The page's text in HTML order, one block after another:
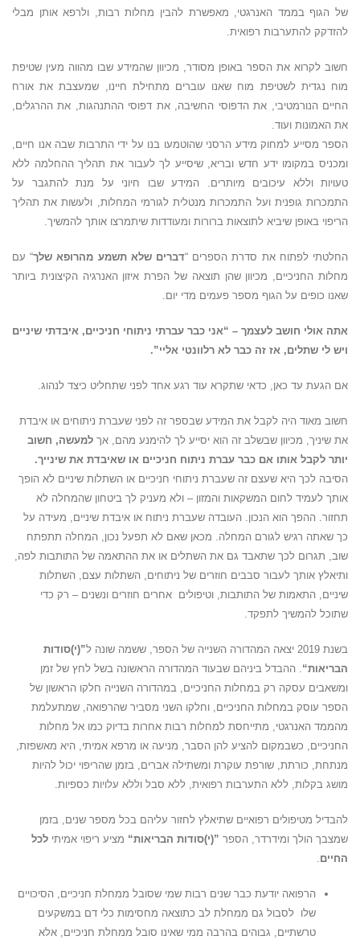
של הגוף בממד האנרגטי, מאפשרת להבין מחלות רבות, ולרפא אותן מבלי
להזדקק להתערבות רפואית.
חשוב לקרוא את הספר באופן מסודר, מכיוון שהמידע שבו מהווה מעין שטיפת
מוח נגדית לשטיפת מוח שאנו עוברים מתחילת חיינו, שמעצבת את אורח
החיים הנורמטיבי, את הדפוסי החשיבה, את דפוסי ההתנהגות, את ההרגלים,
את האמונות ועוד.
הספר מסייע למחוק מידע הרסני שהוטמעו בנו על ידי התרבות שבה אנו חיים,
ומכניס במקומו ידע חדש ובריא, שיסייע לך לעבור את תהליך ההחלמה ללא
טעויות וללא עיכובים מיותרים. המידע שבו חיוני על מנת להתגבר על
התמכרות גופנית ועל התמכרות מנטלית לגורמי המחלות, ולעשות את תהליך
הריפוי באופן שיביא לתוצאות ברורות ומעודדות שיתמרצו אותך להמשיך.
החלטתי לפתוח את סדרת הספרים “דברים שלא תשמע מהרופא שלך“ עם
מחלות החניכיים, מכיוון שהן תוצאה של הפרת איזון האנרגיה הקיצונית ביותר
שאנו כופים על הגוף מספר פעמים מדי יום.
אתה אולי חושב לעצמך – “אני כבר עברתי ניתוחי חניכיים, איבדתי שיניים
ויש לי שתלים, אז זה כבר לא רלוונטי אליי”.
אם הגעת עד כאן, כדאי שתקרא עוד רגע אחד לפני שתחליט כיצד לנהוג.
חשוב מאוד היה לקבל את המידע שבספר זה לפני שעברת ניתוחים או איבדת
את שיניך, מכיוון שבשלב זה הוא יסייע לך להימנע מהם, אך למעשה, חשוב
יותר לקבל אותו אם כבר עברת ניתוח חניכיים או שאיבדת את שינייך.
הסיבה לכך היא שעצם זה שעברת ניתוחי חניכיים או השתלות שיניים לא הופך
אותך לעמיד לחום המשקאות והמזון – ולא מעניק לך ביטחון שהמחלה לא
תחזור. ההפך הוא הנכון. העובדה שעברת ניתוח או איבדת שיניים, מעידה על
כך שאתה רגיש לגורם המחלה. מכאן שאם לא תפעל נכון, המחלה תתפתח
שוב, תגרום לכך שתאבד גם את השתלים או את ההתאמה של התותבות לפה,
ותיאלץ אותך לעבור סבבים חוזרים של ניתוחים, השתלות עצם, השתלות
שיניים, התאמות של התותבות, וטיפולים אחרים חוזרים ונשנים – רק כדי
שתוכל להמשיך לתפקד.
בשנת 2019 יצאה המהדורה השנייה של הספר, ששמה שונה ל ”(י)סודות
הבריאות“. ההבדל ביניהם שבעוד המהדורה הראשונה בשל לחץ של זמן
ומשאבים עסקה רק במחלות החניכיים, במהדורה השנייה חלקו הראשון של
הספר עוסק במחלות החניכיים, וחלקו השני מסביר שהרפואה, שמתעלמת
מהממד האנרגטי, מתייחסת למחלות רבות אחרות בדיוק כמו אל מחלות
החניכיים, כשבמקום להציע להן הסבר, מניעה או מרפא אמיתי, היא מאשפזת,
מנתחת, כורתת, שורפת עוקרת ומשתילה אברים, בזמן שהריפוי יכול להיות
מושג בקלות, ללא התערבות רפואית, ללא סבל וללא עלויות כספיות.
להבדיל מטיפולים רפואיים שתיאלץ לחזור עליהם בכל מספר שנים, בזמן
שמצבך הולך ומידרדר, הספר ”(י)סודות הבריאות“ מציע ריפוי אמיתי לכל
החיים.
הרפואה יודעת כבר שנים רבות שמי שסובל ממחלת חניכיים, הסיכויים
שלו לסבול גם ממחלת לב כתוצאה מחסימות כלי דם במשקעים
טרשתיים, גבוהים בהרבה ממי שאינו סובל ממחלת חניכיים, אלא